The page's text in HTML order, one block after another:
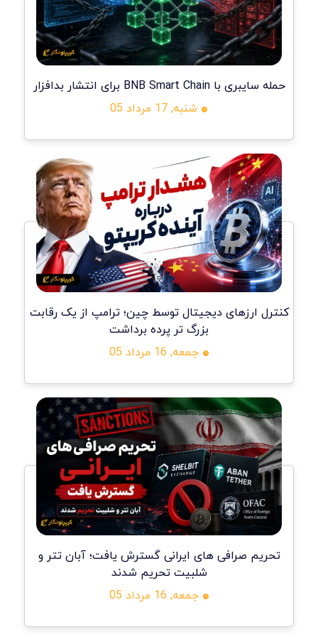
حمله سایبری با BNB Smart Chain برای انتشار بدافزار
شنبه, 17 مرداد 05
کنترل ارزهای دیجیتال توسط چین؛ ترامپ از یک رقابت
بزرگ تر پرده برداشت
جمعه, 16 مرداد 05
تحریم صرافی های ایرانی گسترش یافت؛ آبان تتر و
شلبیت تحریم شدند
جمعه, 16 مرداد 05